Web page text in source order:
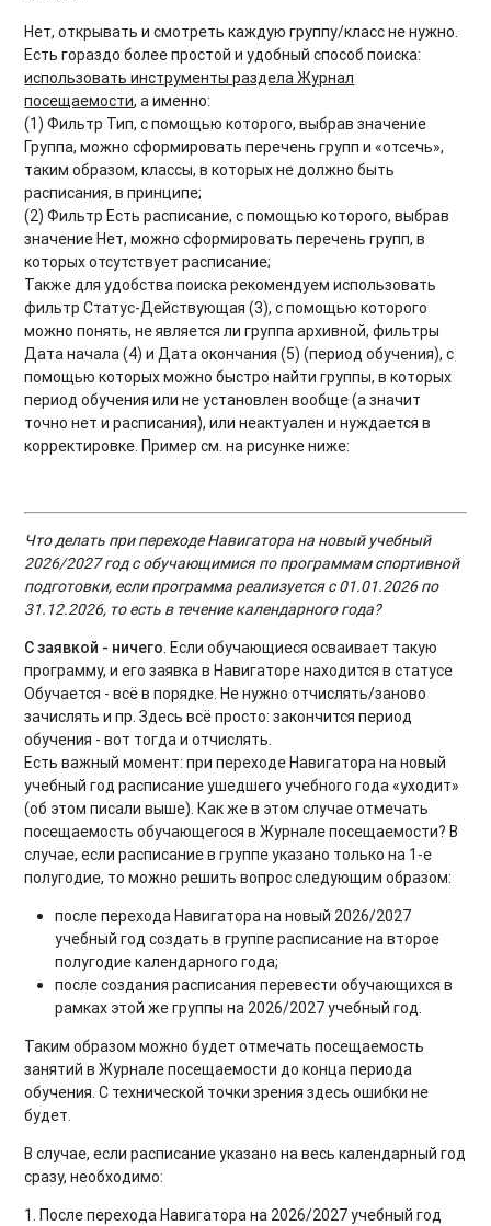
Нет, открывать и смотреть каждую группу/класс не нужно.
Есть гораздо более простой и удобный способ поиска:
использовать инструменты раздела Журнал
посещаемости, а именно:
(1) Фильтр Тип, с помощью которого, выбрав значение
Группа, можно сформировать перечень групп и «отсечь»,
таким образом, классы, в которых не должно быть
расписания, в принципе;
(2) Фильтр Есть расписание, с помощью которого, выбрав
значение Нет, можно сформировать перечень групп, в
которых отсутствует расписание;
Также для удобства поиска рекомендуем использовать
фильтр Cтатус-Действующая (3), с помощью которого
можно понять, не является ли группа архивной, фильтры
Дата начала (4) и Дата окончания (5) (период обучения), с
помощью которых можно быстро найти группы, в которых
период обучения или не установлен вообще (а значит
точно нет и расписания), или неактуален и нуждается в
корректировке. Пример см. на рисунке ниже:
Что делать при переходе Навигатора на новый учебный
2026/2027 год с обучающимися по программам спортивной
подготовки, если программа реализуется с 01.01.2026 по
31.12.2026, то есть в течение календарного года?
С заявкой - ничего. Если обучающиеся осваивает такую
программу, и его заявка в Навигаторе находится в статусе
Обучается - всё в порядке. Не нужно отчислять/заново
зачислять и пр. Здесь всё просто: закончится период
обучения - вот тогда и отчислять.
Есть важный момент: при переходе Навигатора на новый
учебный год расписание ушедшего учебного года «уходит»
(об этом писали выше). Как же в этом случае отмечать
посещаемость обучающегося в Журнале посещаемости? В
случае, если расписание в группе указано только на 1-е
полугодие, то можно решить вопрос следующим образом:
после перехода Навигатора на новый 2026/2027
учебный год создать в группе расписание на второе
полугодие календарного года;
после создания расписания перевести обучающихся в
рамках этой же группы на 2026/2027 учебный год.
Таким образом можно будет отмечать посещаемость
занятий в Журнале посещаемости до конца периода
обучения. С технической точки зрения здесь ошибки не
будет.
В случае, если расписание указано на весь календарный год
сразу, необходимо:
1. После перехода Навигатора на 2026/2027 учебный год